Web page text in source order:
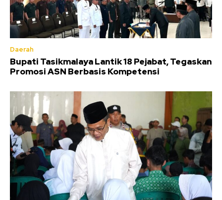
Daerah
Bupati Tasikmalaya Lantik 18 Pejabat, Tegaskan
Promosi ASN Berbasis Kompetensi